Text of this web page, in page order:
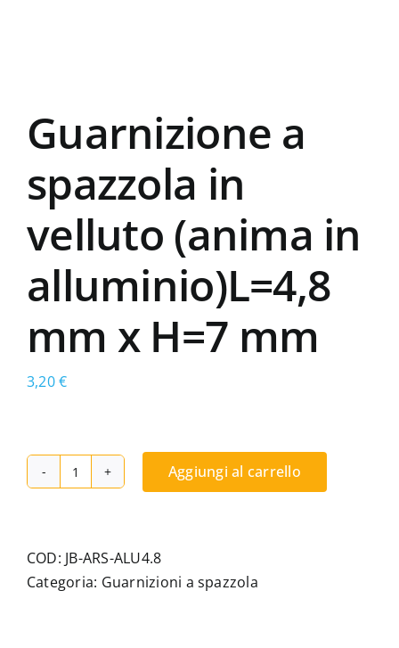
Guarnizione a
spazzola in
velluto (anima in
alluminio)L=4,8
mm x H=7 mm
3,20€
Guarnizione
in
velluto
Aggiungi al carrello
COD: JB-ARS-ALU4.8
Categoria: Guarnizioni a spazzola